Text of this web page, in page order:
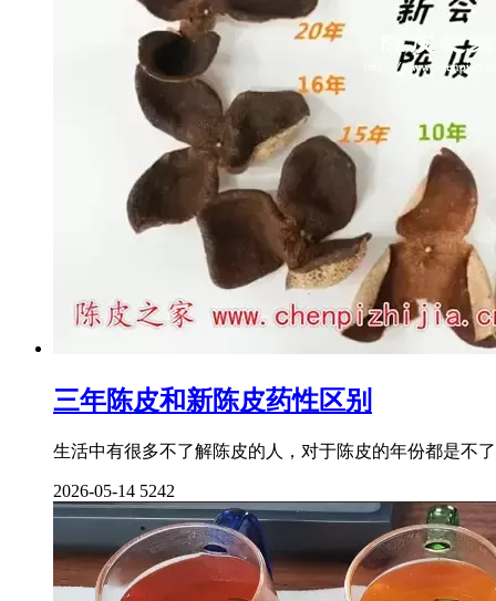
三年陈皮和新陈皮药性区别
生活中有很多不了解陈皮的人，对于陈皮的年份都是不
2026-05-14 5242